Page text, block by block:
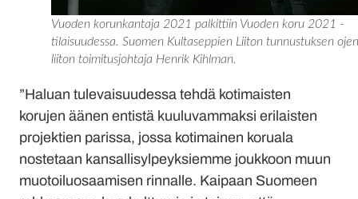
Vuoden korunkantaja 2021 palkittiin Vuoden koru 2021 -
tilaisuudessa. Suomen Kultaseppien Liiton tunnustuksen
liiton toimitusjohtaja Henrik Kihlman.
”Haluan tulevaisuudessa tehdä kotimaisten
korujen äänen entistä kuuluvammaksi erilaisten
projektien parissa, jossa kotimainen koruala
nostetaan kansallisylpeyksiemme joukkoon muun
muotoiluosaamisen rinnalle. Kaipaan Suomeen